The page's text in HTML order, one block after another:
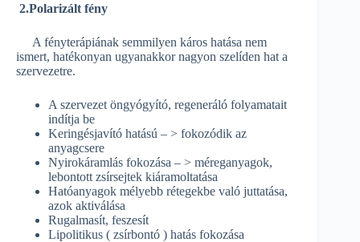
2.Polarizált fény
A fényterápiának semmilyen káros hatása nem
ismert, hatékonyan ugyanakkor nagyon szelíden hat a
szervezetre.
A szervezet öngyógyító, regeneráló folyamatait
indítja be
Keringésjavító hatású – > fokozódik az
anyagcsere
Nyirokáramlás fokozása – > méreganyagok,
lebontott zsírsejtek kiáramoltatása
Hatóanyagok mélyebb rétegekbe való juttatása,
azok aktiválása
Rugalmasít, feszesít
Lipolitikus ( zsírbontó ) hatás fokozása